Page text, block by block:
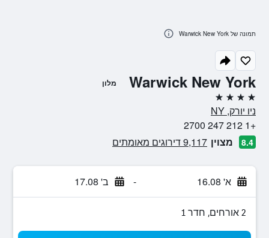
Warwick New York מלון
4 כוכבים
ניו יורק, NY
+1 212 247 2700
8.4 מצוין 9,117 דירוגים מאומתים
א' 16.08 - ב' 17.08
2 אורחים, חדר 1
תמונה של Warwick New York